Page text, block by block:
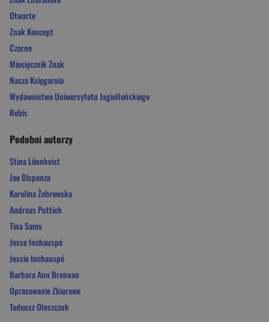
Otwarte
Znak Koncept
Czarne
Miesięcznik Znak
Nasza Księgarnia
Wydawnictwo Uniwersytetu Jagiellońskiego
Rebis
Podobni autorzy
Stina Lönnkvist
Joe Dispenza
Karolina Żebrowska
Andreas Puttich
Tina Sams
Jesse Inchauspé
Jessie Inchauspé
Barbara Ann Brennan
Opracowanie Zbiorowe
Tadeusz Oleszczuk